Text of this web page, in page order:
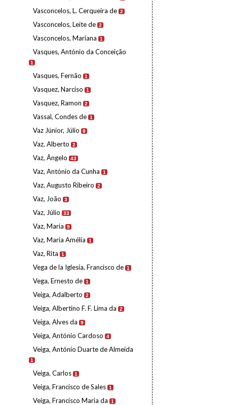
Vasconcelos, L. Cerqueira de 2
Vasconcelos, Leite de 2
Vasconcelos, Mariana 1
Vasques, António da Conceição
1
Vasques, Fernão 1
Vasquez, Narciso 1
Vasquez, Ramon 2
Vassal, Condes de 1
Vaz Júnior, Júlio 8
Vaz, Alberto 2
Vaz, Ângelo 43
Vaz, António da Cunha 1
Vaz, Augusto Ribeiro 2
Vaz, João 3
Vaz, Júlio 33
Vaz, Maria 9
Vaz, Maria Amélia 1
Vaz, Rita 1
Vega de la Iglesia, Francisco de 1
Vega, Ernesto de 1
Veiga, Adalberto 2
Veiga, Albertino F. F. Lima da 2
Veiga, Alves da 9
Veiga, António Cardoso 4
Veiga, António Duarte de Almeida
1
Veiga, Carlos 1
Veiga, Francisco de Sales 1
Veiga, Francisco Maria da 1